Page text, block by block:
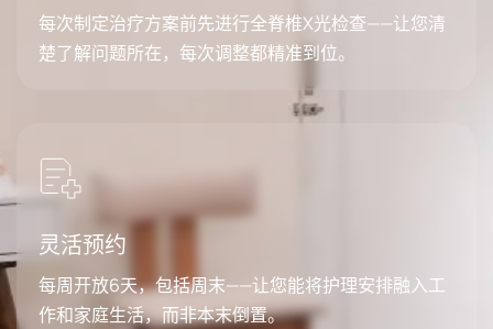
每次制定治疗方案前先进行全脊椎X光检查——让您清
楚了解问题所在，每次调整都精准到位。
灵活预约
每周开放6天，包括周末——让您能将护理安排融入工
作和家庭生活，而非本末倒置。